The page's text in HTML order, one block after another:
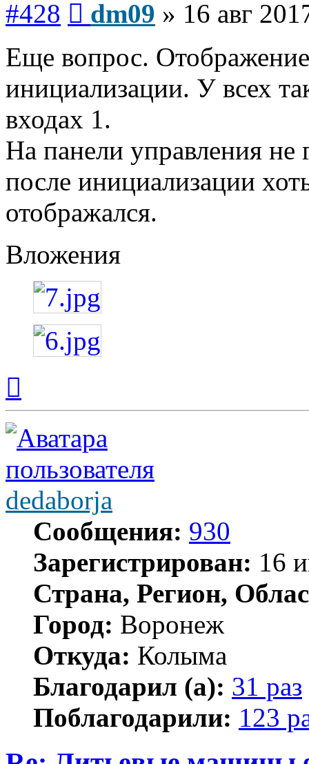
#428 dm09 » 16 авг
Еще вопрос.
инициализации. У всех
входах 1.
На панели управления не
после инициализации
отображался.
Вложения
началу
dedaborja
Сообщения: 930
Зарегистрирован: 16
Страна, Регион,
Город: Воронеж
Откуда: Колыма
Благодарил (а): 31 раз
Поблагодарили: 123